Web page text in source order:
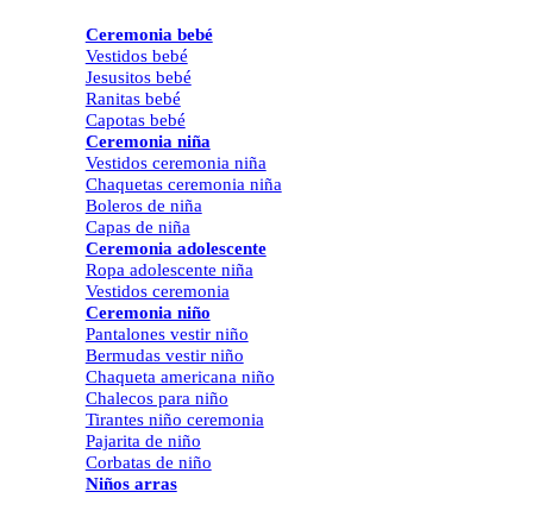
Ceremonia bebé
Vestidos bebé
Jesusitos bebé
Ranitas bebé
Capotas bebé
Ceremonia niña
Vestidos ceremonia niña
Chaquetas ceremonia niña
Boleros de niña
Capas de niña
Ceremonia adolescente
Ropa adolescente niña
Vestidos ceremonia
Ceremonia niño
Pantalones vestir niño
Bermudas vestir niño
Chaqueta americana niño
Chalecos para niño
Tirantes niño ceremonia
Pajarita de niño
Corbatas de niño
Niños arras